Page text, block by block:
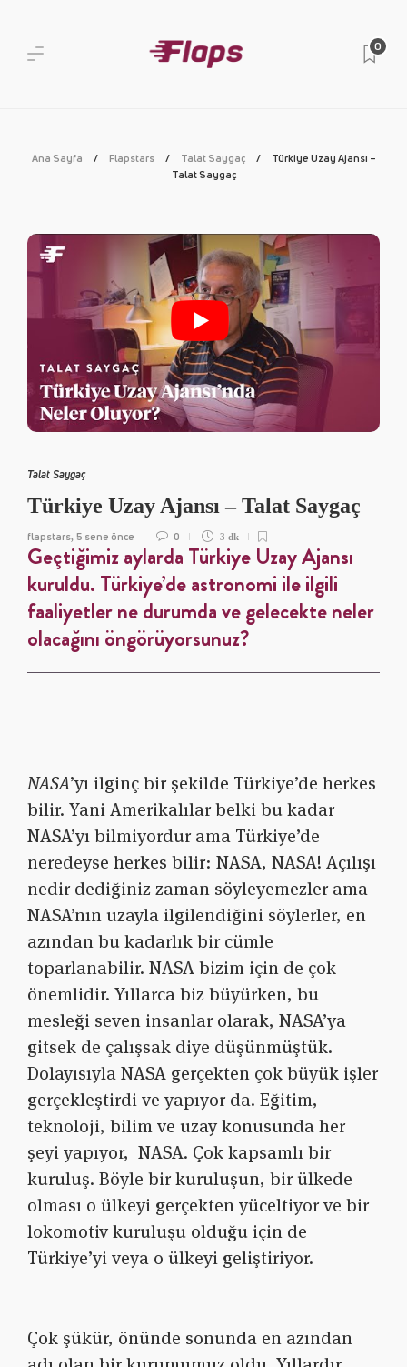
0
Ana Sayfa Flapstars Talat Saygaç
Türkiye Uzay Ajansı –
Talat Saygaç
Talat Saygaç
Türkiye Uzay Ajansı – Talat Saygaç
flapstars, 5 sene önce 0 3 dk
Geçtiğimiz aylarda Türkiye Uzay Ajansı
kuruldu. Türkiye’de astronomi ile ilgili
faaliyetler ne durumda ve gelecekte neler
olacağını öngörüyorsunuz?
NASA’yı ilginç bir şekilde Türkiye’de herkes
bilir. Yani Amerikalılar belki bu kadar
NASA’yı bilmiyordur ama Türkiye’de
neredeyse herkes bilir: NASA, NASA! Açılışı
nedir dediğiniz zaman söyleyemezler ama
NASA’nın uzayla ilgilendiğini söylerler, en
azından bu kadarlık bir cümle
toparlanabilir. NASA bizim için de çok
önemlidir. Yıllarca biz büyürken, bu
mesleği seven insanlar olarak, NASA’ya
gitsek de çalışsak diye düşünmüştük.
Dolayısıyla NASA gerçekten çok büyük işler
gerçekleştirdi ve yapıyor da. Eğitim,
teknoloji, bilim ve uzay konusunda her
şeyi yapıyor, NASA. Çok kapsamlı bir
kuruluş. Böyle bir kuruluşun, bir ülkede
olması o ülkeyi gerçekten yüceltiyor ve bir
lokomotiv kuruluşu olduğu için de
Türkiye’yi veya o ülkeyi geliştiriyor.
Çok şükür, önünde sonunda en azından